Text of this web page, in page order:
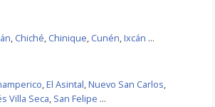
, Chiché, Chinique, Cunén,Ixcán ...
,El Asintal,Nuevo San Carlos,
Villa Seca, San Felipe ...